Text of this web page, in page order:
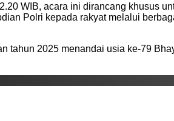
WIB, acara ini dirancang khusus
Polri kepada rakyat melalui
tahun 2025 menandai usia ke-79